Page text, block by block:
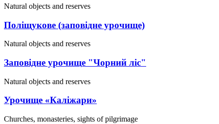
Natural objects and reserves
Поліщукове (заповідне урочище)
Natural objects and reserves
Заповідне урочище "Чорний ліс"
Natural objects and reserves
Урочище «Каліжари»
Churches, monasteries, sights of pilgrimage